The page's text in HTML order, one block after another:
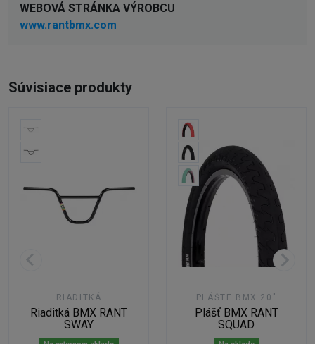
WEBOVÁ STRÁNKA VÝROBCU
www.rantbmx.com
Súvisiace produkty
RIADITKÁ
Riaditká BMX RANT
SWAY
PLÁŠTE BMX 20"
Plášť BMX RANT
SQUAD